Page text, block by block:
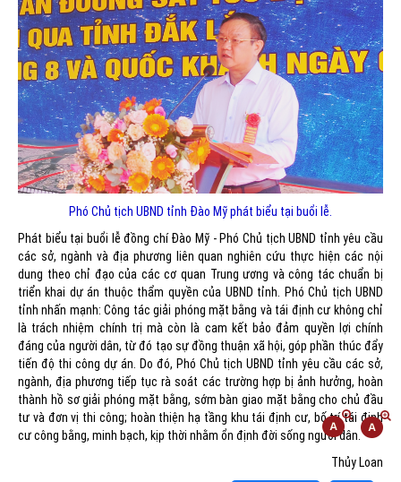
Phó Chủ tịch UBND tỉnh Đào Mỹ phát biểu tại buổi lễ.
Phát biểu tại buổi lễ đồng chí Đào Mỹ - Phó Chủ tịch UBND tỉnh yêu cầu
các sở, ngành và địa phương liên quan nghiên cứu thực hiện các nội
dung theo chỉ đạo của các cơ quan Trung ương và công tác chuẩn bị
triển khai dự án thuộc thẩm quyền của UBND tỉnh. Phó Chủ tịch UBND
tỉnh nhấn mạnh: Công tác giải phóng mặt bằng và tái định cư không chỉ
là trách nhiệm chính trị mà còn là cam kết bảo đảm quyền lợi chính
đáng của người dân, từ đó tạo sự đồng thuận xã hội, góp phần thúc đẩy
tiến độ thi công dự án. Do đó, Phó Chủ tịch UBND tỉnh yêu cầu các sở,
ngành, địa phương tiếp tục rà soát các trường hợp bị ảnh hưởng, hoàn
thành hồ sơ giải phóng mặt bằng, sớm bàn giao mặt bằng cho chủ đầu
tư và đơn vị thi công; hoàn thiện hạ tầng khu tái định cư, bố trí tái định
cư công bằng, minh bạch, kịp thời nhằm ổn định đời sống người dân.
Thủy Loan